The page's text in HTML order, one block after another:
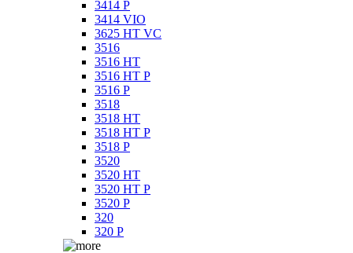
3414 P
3414 VIO
3625 HT VC
3516
3516 HT
3516 HT P
3516 P
3518
3518 HT
3518 HT P
3518 P
3520
3520 HT
3520 HT P
3520 P
320
320 P